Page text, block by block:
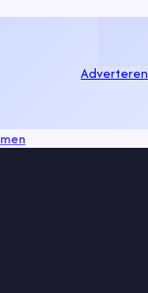
Adverteren